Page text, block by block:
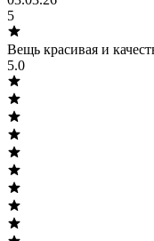
5
Вещь красивая и
5.0